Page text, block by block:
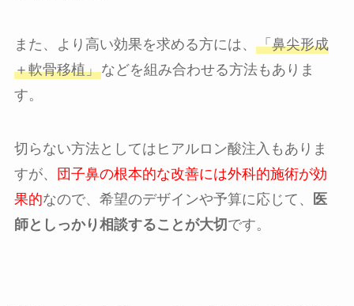
また、より高い効果を求める方には、 「鼻尖形成
＋軟骨移植」などを組み合わせる方法もありま
す。
切らない方法としてはヒアルロン酸注入もありま
すが、
団子鼻の根本的な改善には外科的施術が効
果的なので、希望のデザインや予算に応じて、
医
師としっかり相談することが大切です。